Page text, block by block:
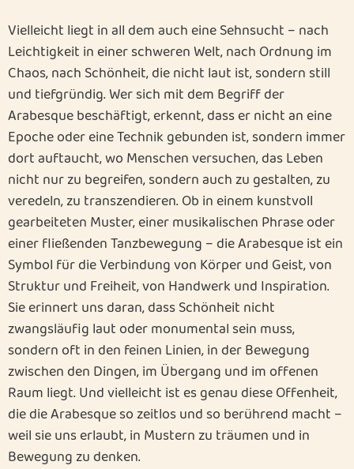
Vielleicht liegt in all dem auch eine Sehnsucht – nach
Leichtigkeit in einer schweren Welt, nach Ordnung im
Chaos, nach Schönheit, die nicht laut ist, sondern still
und tiefgründig. Wer sich mit dem Begriff der
Arabesque beschäftigt, erkennt, dass er nicht an eine
Epoche oder eine Technik gebunden ist, sondern immer
dort auftaucht, wo Menschen versuchen, das Leben
nicht nur zu begreifen, sondern auch zu gestalten, zu
veredeln, zu transzendieren. Ob in einem kunstvoll
gearbeiteten Muster, einer musikalischen Phrase oder
einer fließenden Tanzbewegung – die Arabesque ist ein
Symbol für die Verbindung von Körper und Geist, von
Struktur und Freiheit, von Handwerk und Inspiration.
Sie erinnert uns daran, dass Schönheit nicht
zwangsläufig laut oder monumental sein muss,
sondern oft in den feinen Linien, in der Bewegung
zwischen den Dingen, im Übergang und im offenen
Raum liegt. Und vielleicht ist es genau diese Offenheit,
die die Arabesque so zeitlos und so berührend macht –
weil sie uns erlaubt, in Mustern zu träumen und in
Bewegung zu denken.